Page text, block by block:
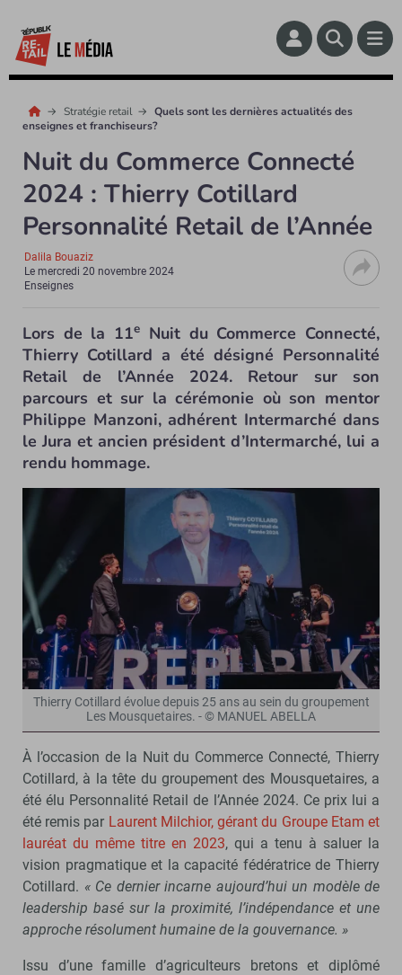
Stratégie retail
Quels sont les dernières actualités des
enseignes et franchiseurs?
Nuit du Commerce Connecté
2024 : Thierry Cotillard
Personnalité Retail de l’Année
Dalila Bouaziz
Lemercredi 20 novembre 2024
Enseignes
Lors de la 11e Nuit du Commerce Connecté,
Thierry Cotillard a été désigné Personnalité
Retail de l’Année 2024. Retour sur son
parcours et sur la cérémonie où son mentor
Philippe Manzoni, adhérent Intermarché dans
le Jura et ancien président d’Intermarché, lui a
rendu hommage.
Thierry Cotillard évolue depuis 25 ans au sein du groupement
Les Mousquetaires. - © MANUEL ABELLA
À l’occasion de la Nuit du Commerce Connecté, Thierry
Cotillard, à la tête du groupement des Mousquetaires, a
été élu Personnalité Retail de l’Année 2024. Ce prix lui a
été remis par Laurent Milchior, gérant du Groupe Etam et
lauréat du même titre en 2023, qui a tenu à saluer la
vision pragmatique et la capacité fédératrice de Thierry
Cotillard. « Ce dernier incarne aujourd’hui un modèle de
leadership basé sur la proximité, l’indépendance et une
approche résolument humaine de la gouvernance. »
Issu d’une famille d’agriculteurs bretons et diplômé